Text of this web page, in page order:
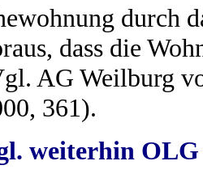
durch
dass die
AG Weilburg
361).
weiterhin OLG